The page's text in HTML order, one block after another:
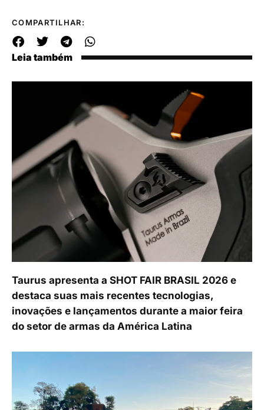
COMPARTILHAR:
Leia também
Taurus apresenta a SHOT FAIR BRASIL 2026 e
destaca suas mais recentes tecnologias,
inovações e lançamentos durante a maior feira
do setor de armas da América Latina